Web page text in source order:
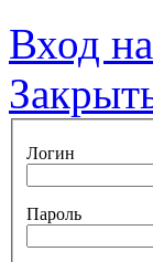
Вход
Логин
Пароль